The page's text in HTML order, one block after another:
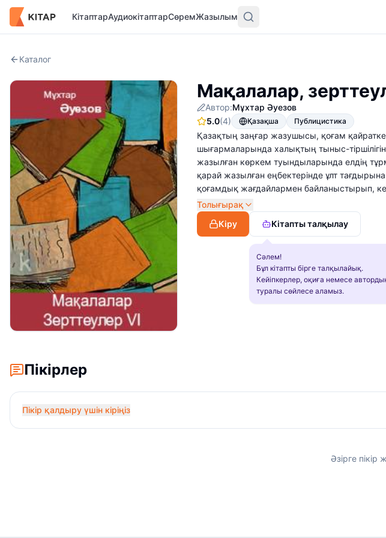
КітаптарАудиокітаптарСөремЖазылым
Каталог
Мақалалар,
Автор:Мұхтар Әуезов
5.0(4) Қазақша Публицистика
Қазақтың заңғар жазушысы, қоғам
шығармаларында халықтың тыныс-
жазылған көркем туындыларында елдің
қарай жазылған еңбектерінде ұлт
қоғамдық жағдайлармен байланыстырып,
Оның оқу-ағарту ісіне, драматургия саласына
Толығырақ
Кіру
Кітапты талқылау
Сәлем!
Бұл кітапты бірге талқылайық.
Кейіпкерлер, оқиға немесе
туралы сөйлесе аламыз.
Пікірлер
Пікір қалдыру үшін кіріңіз
Әзірге